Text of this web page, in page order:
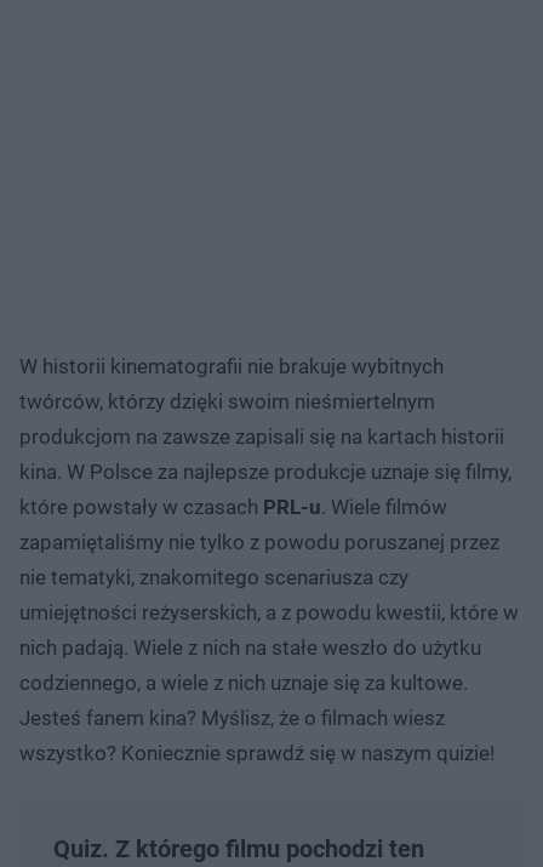
W historii kinematografii nie brakuje wybitnych
twórców, którzy dzięki swoim nieśmiertelnym
produkcjom na zawsze zapisali się na kartach historii
kina. W Polsce za najlepsze produkcje uznaje się filmy,
które powstały w czasach PRL-u. Wiele filmów
zapamiętaliśmy nie tylko z powodu poruszanej przez
nie tematyki, znakomitego scenariusza czy
umiejętności reżyserskich, a z powodu kwestii, które w
nich padają. Wiele z nich na stałe weszło do użytku
codziennego, a wiele z nich uznaje się za kultowe.
Jesteś fanem kina? Myślisz, że o filmach wiesz
wszystko? Koniecznie sprawdź się w naszym quizie!
Quiz. Z którego filmu pochodzi ten